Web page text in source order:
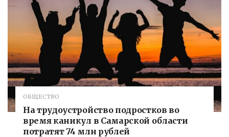
ОБЩЕСТВО
На трудоустройство подростков во
время каникул в Самарской области
потратят 74 млн рублей